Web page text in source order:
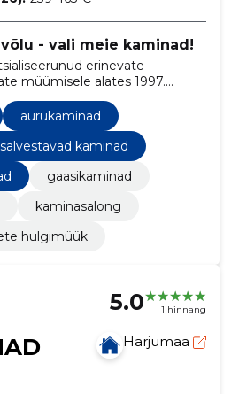
- vali meie kaminad!
erinevate
müümisele alates 1997.
on lai valik kaminaid erinevatest
mis sobivad ideaalselt
ja ruumidesse.
aurukaminad
salvestavad kaminad
gaasikaminad
kaminasalong
hulgimüük
5.0 1 hinnang
Harjumaa